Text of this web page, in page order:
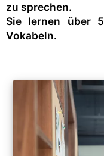
zu sprechen.
Sie lernen über
Vokabeln.